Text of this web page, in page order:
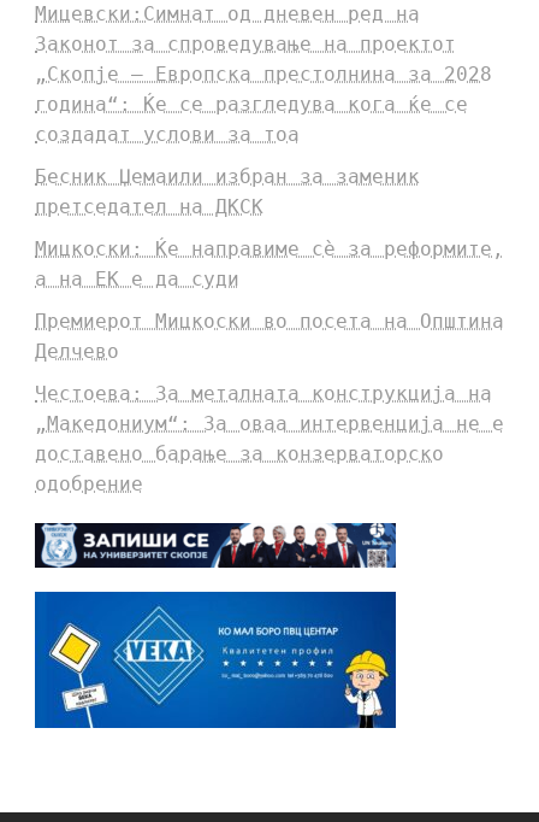
Мицевски:Симнат од дневен ред на
Законот за спроведување на проектот
„Скопје – Европска престолнина за 2028
година“: Ќе се разгледува кога ќе се
создадат услови за тоа
Бесник Џемаили избран за заменик
претседател на ДКСК
Мицкоски: Ќе направиме сè за реформите,
а на ЕК е да суди
Премиерот Мицкоски во посета на Општина
Делчево
Честоева: За металната конструкција на
„Македониум“: За оваа интервенција не е
доставено барање за конзерваторско
одобрение